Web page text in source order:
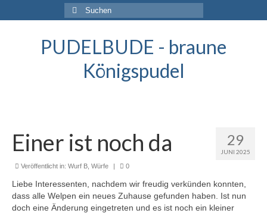
Suche
nach:
PUDELBUDE - braune
Königspudel
29
JUNI 2025
Einer ist noch da
Veröffentlicht in: Wurf B Würfe | 0
Liebe Interessenten, nachdem wir freudig verkünden konnten,
dass alle Welpen ein neues Zuhause gefunden haben. Ist nun
doch eine Änderung eingetreten und es ist noch ein kleiner